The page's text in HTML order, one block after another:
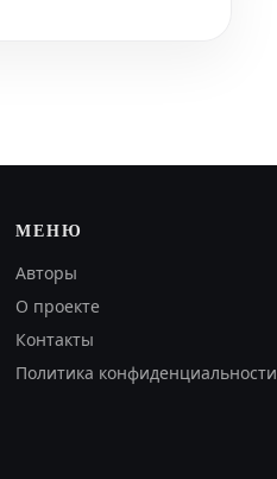
МЕНЮ
Авторы
О проекте
Контакты
Политика конфиденциальности